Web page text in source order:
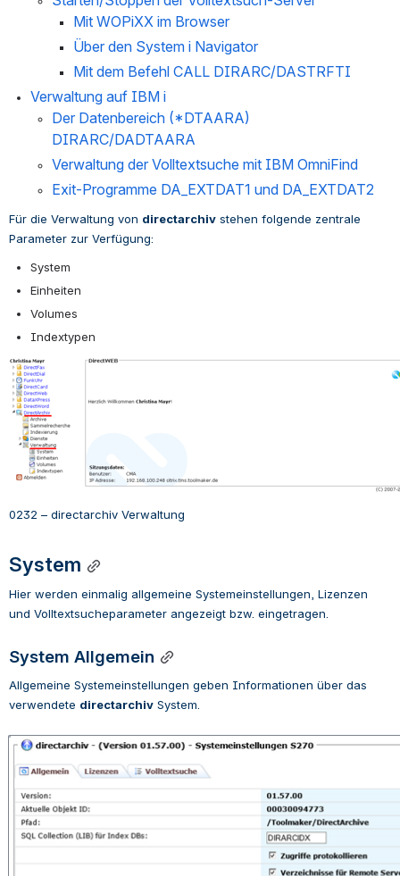
Mit WOPiXX im Browser
Über den System i Navigator
Mit dem Befehl CALL DIRARC/DASTRFTI
Verwaltung auf IBM i
Der Datenbereich (*DTAARA)
DIRARC/DADTAARA
Verwaltung der Volltextsuche mit IBM OmniFind
Exit-Programme DA_EXTDAT1 und DA_EXTDAT2
Für die Verwaltung von directarchiv stehen folgende zentrale
Parameter zur Verfügung:
System
Einheiten
Volumes
Indextypen
0232 – directarchiv Verwaltung
System
Hier werden einmalig allgemeine Systemeinstellungen, Lizenzen
und Volltextsucheparameter angezeigt bzw. eingetragen.
System Allgemein
Allgemeine Systemeinstellungen geben Informationen über das
verwendete directarchiv System.
Open